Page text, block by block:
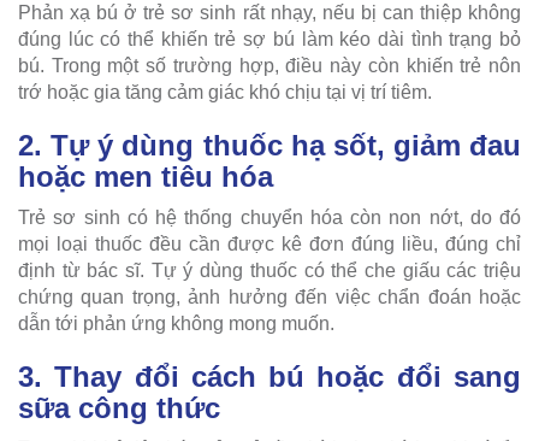
Phản xạ bú ở trẻ sơ sinh rất nhạy, nếu bị can thiệp không
đúng lúc có thể khiến trẻ sợ bú làm kéo dài tình trạng bỏ
bú. Trong một số trường hợp, điều này còn khiến trẻ nôn
trớ hoặc gia tăng cảm giác khó chịu tại vị trí tiêm.
2. Tự ý dùng thuốc hạ sốt, giảm đau
hoặc men tiêu hóa
Trẻ sơ sinh có hệ thống chuyển hóa còn non nớt, do đó
mọi loại thuốc đều cần được kê đơn đúng liều, đúng chỉ
định từ bác sĩ. Tự ý dùng thuốc có thể che giấu các triệu
chứng quan trọng, ảnh hưởng đến việc chẩn đoán hoặc
dẫn tới phản ứng không mong muốn.
3. Thay đổi cách bú hoặc đổi sang
sữa công thức